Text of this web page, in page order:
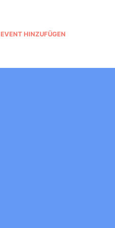
EVENT HINZUFÜGEN